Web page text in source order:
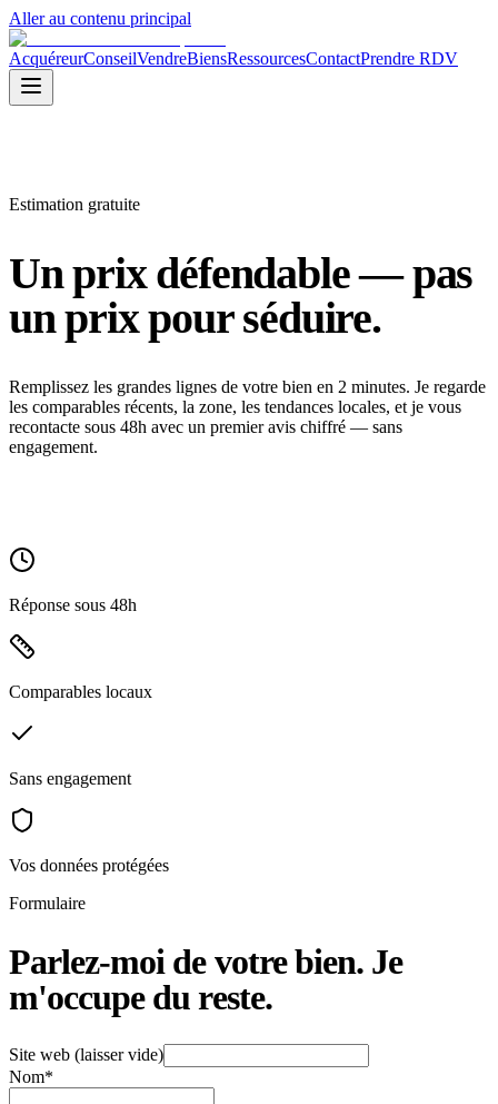
Aller au contenu principal
AcquéreurConseilVendreBiensRessourcesContactPrendre RDV
Estimation gratuite
Un prixdéfendable— pas
un prix pour séduire.
Remplissez les grandes lignes de votre bien en 2 minutes. Je regarde
les comparables récents, la zone, les tendances locales, et je vous
recontacte sous 48h avec un premier avis chiffré — sans
engagement.
Réponse sous 48h
Comparables locaux
Sans engagement
Vos données protégées
Formulaire
Parlez-moi de votre bien. Je
m'occupe du reste.
Site web (laisser vide)
Nom*